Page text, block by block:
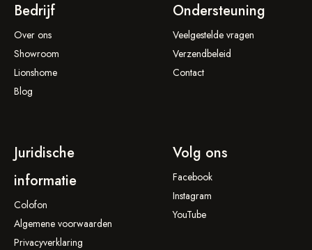
Bedrijf
Over ons
Showroom
Lionshome
Blog
Ondersteuning
Veelgestelde vragen
Verzendbeleid
Contact
Juridische
informatie
Colofon
Algemene voorwaarden
Privacyverklaring
Volg ons
Facebook
Instagram
YouTube